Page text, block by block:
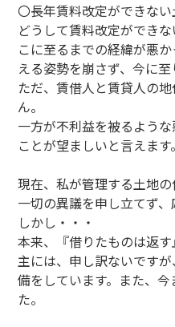
〇長年賃料改定ができな
どうして賃料改定ができ
こに至るまでの経緯が悪
える姿勢を崩さず、今に至
ただ、賃借人と賃貸人の
ん。
一方が不利益を被るよう
ことが望ましいと言えます。
現在、私が管理する土地
一切の異議を申し立てず、
しかし・・・
本来、『借りたものは返
主には、申し訳ないです
備をしています。また、
た。